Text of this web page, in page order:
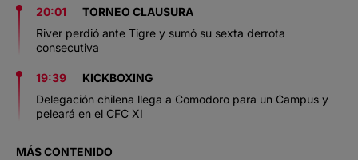
20:01
TORNEO CLAUSURA
River perdió ante Tigre y sumó su sexta derrota
consecutiva
19:39
KICKBOXING
Delegación chilena llega a Comodoro para un Campus y
peleará en el CFC XI
MÁS CONTENIDO